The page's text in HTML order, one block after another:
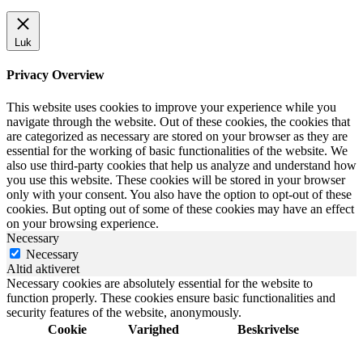
Luk
Privacy Overview
This website uses cookies to improve your experience while you
navigate through the website. Out of these cookies, the cookies that
are categorized as necessary are stored on your browser as they are
essential for the working of basic functionalities of the website. We
also use third-party cookies that help us analyze and understand how
you use this website. These cookies will be stored in your browser
only with your consent. You also have the option to opt-out of these
cookies. But opting out of some of these cookies may have an effect
on your browsing experience.
Necessary
Necessary
Altid aktiveret
Necessary cookies are absolutely essential for the website to
function properly. These cookies ensure basic functionalities and
security features of the website, anonymously.
Cookie
Varighed Beskrivelse